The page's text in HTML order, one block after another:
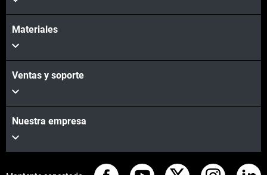
Materiales
Ventas y soporte
Nuestra empresa